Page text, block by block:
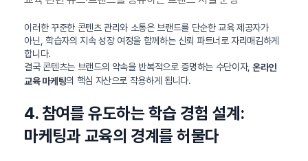
이러한 꾸준한 콘텐츠 관리와 소통은 브랜드를 단순한 교육 제공자가
아닌, 학습자의 지속 성장 여정을 함께하는 신뢰 파트너로 자리매김하게
합니다.
결국 콘텐츠는 브랜드의 약속을 반복적으로 증명하는 수단이자,온라인
교육 마케팅의 핵심 자산으로 작용하게 됩니다.
4. 참여를 유도하는 학습 경험 설계:
마케팅과 교육의 경계를 허물다